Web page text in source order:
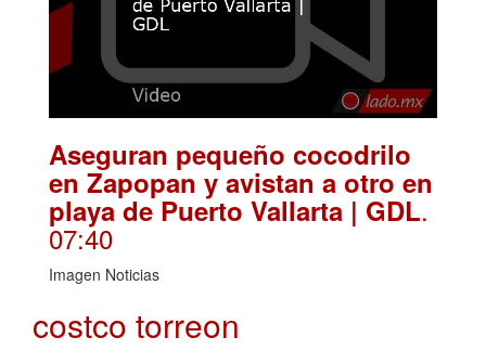
Aseguran pequeño cocodrilo
en Zapopan y avistan a otro en
playa de Puerto Vallarta | GDL.
07:40
Imagen Noticias
costco torreon